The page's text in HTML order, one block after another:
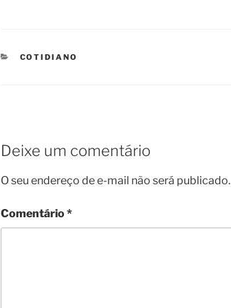
CATEGORIES
COTIDIANO
Deixe um comentário
O seu endereço de e-mail não será publicado.
Comentário*